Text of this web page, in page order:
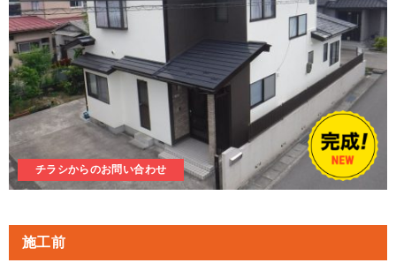
チラシからのお問い合わせ
施工前